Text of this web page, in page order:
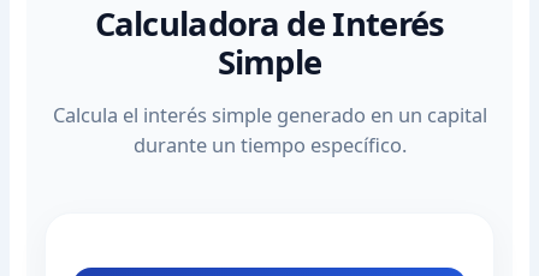
Calculadora de Interés
Simple
Calcula el interés simple generado en un capital
durante un tiempo específico.